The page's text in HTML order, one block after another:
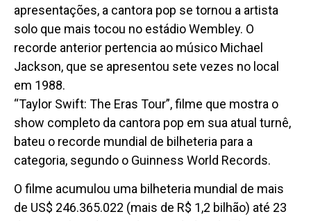
apresentações, a cantora pop se tornou a artista
solo que mais tocou no estádio Wembley. O
recorde anterior pertencia ao músico Michael
Jackson, que se apresentou sete vezes no local
em 1988.
“Taylor Swift: The Eras Tour”, filme que mostra o
show completo da cantora pop em sua atual turnê,
bateu o recorde mundial de bilheteria para a
categoria, segundo o Guinness World Records.
O filme acumulou uma bilheteria mundial de mais
de US$ 246.365.022 (mais de R$ 1,2 bilhão) até 23